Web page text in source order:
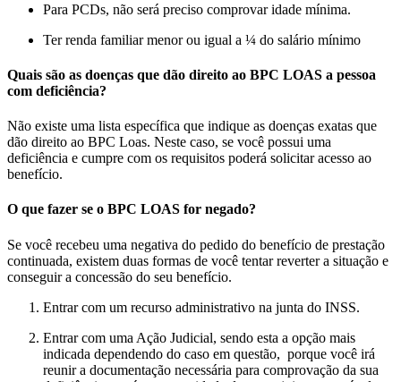
Para PCDs, não será preciso comprovar idade mínima.
Ter renda familiar menor ou igual a ¼ do salário mínimo
Quais são as doenças que dão direito ao BPC LOAS a pessoa
com deficiência?
Não existe uma lista específica que indique as doenças exatas que
dão direito ao BPC Loas. Neste caso, se você possui uma
deficiência e cumpre com os requisitos poderá solicitar acesso ao
benefício.
O que fazer se o BPC LOAS for negado?
Se você recebeu uma negativa do pedido do benefício de prestação
continuada, existem duas formas de você tentar reverter a situação e
conseguir a concessão do seu benefício.
Entrar com um recurso administrativo na junta do INSS.
Entrar com uma Ação Judicial, sendo esta a opção mais
indicada dependendo do caso em questão, porque você irá
reunir a documentação necessária para comprovação da sua